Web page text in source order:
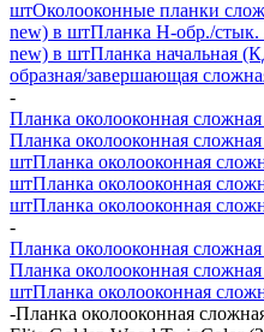
штОколооконные планки
new) в штПланка H-обр./
new) в штПланка начальная
образная/завершающая
-
Планка околооконная
Планка околооконная
штПланка околооконная
штПланка околооконная
штПланка околооконная
-
Планка околооконная
Планка околооконная
штПланка околооконная
-Планка околооконная